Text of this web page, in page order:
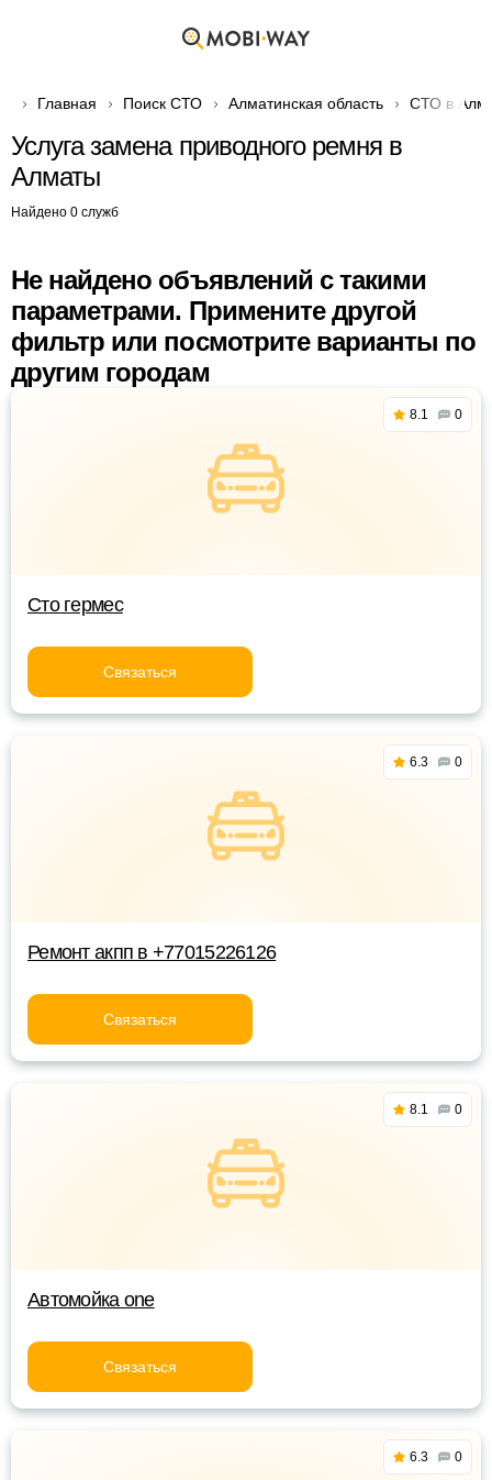
Главная Поиск СТО Алматинская область СТО в
Услуга замена приводного ремня в
Алматы
Найдено 0 служб
Не найдено объявлений с такими
параметрами. Примените другой
фильтр или посмотрите варианты по
другим городам
8.1 0
Сто гермес
Связаться
6.3 0
Ремонт акпп в +77015226126
Связаться
8.1 0
Автомойка one
Связаться
6.3 0